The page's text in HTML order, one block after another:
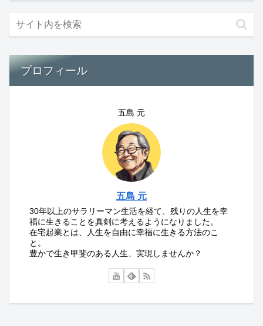
プロフィール
五島 元
五島 元
30年以上のサラリーマン生活を経て、残りの人生を幸
福に生きることを真剣に考えるようになりました。
在宅起業とは、人生を自由に幸福に生きる方法のこ
と。
豊かで生き甲斐のある人生、実現しませんか？